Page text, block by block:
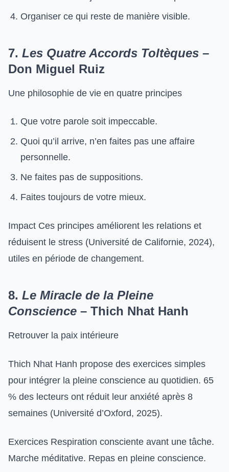
Organiser ce qui reste de manière visible.
7. Les Quatre Accords Toltèques –
Don Miguel Ruiz
Une philosophie de vie en quatre principes
Que votre parole soit impeccable.
Quoi qu’il arrive, n’en faites pas une affaire
personnelle.
Ne faites pas de suppositions.
Faites toujours de votre mieux.
Impact Ces principes améliorent les relations et
réduisent le stress (Université de Californie, 2024),
utiles en période de changement.
8. Le Miracle de la Pleine
Conscience – Thich Nhat Hanh
Retrouver la paix intérieure
Thich Nhat Hanh propose des exercices simples
pour intégrer la pleine conscience au quotidien. 65
% des lecteurs ont réduit leur anxiété après 8
semaines (Université d’Oxford, 2025).
Exercices Respiration consciente avant une tâche.
Marche méditative. Repas en pleine conscience.